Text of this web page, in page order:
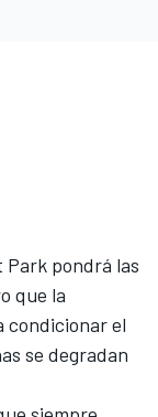
Park pondrá las
que la
condicionar el
se degradan